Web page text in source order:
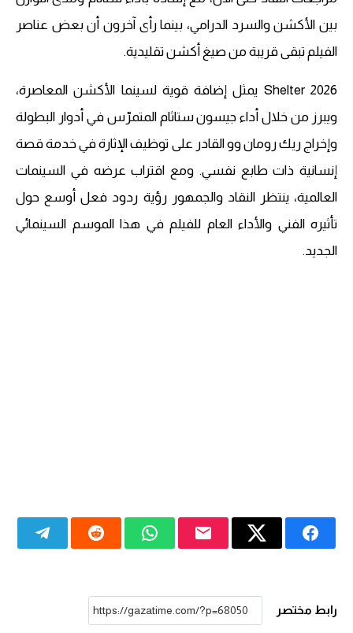
بين الأكشن والسرد الدرامي، بينما رأى آخرون أن بعض عناصر
الفيلم تبقى قريبة من صيغ أكشن تقليدية.
Shelter 2026 يمثل إضافة قوية لسينما الأكشن المعاصرة،
ويبرز من خلال أداء جيسون ستاثام المتمرّس في أدوار البطولة
وإخراج ريك رومان وو القادر على توظيف الإثارة في خدمة قصة
إنسانية ذات طابع نفسي. ومع اقتراب عرضه في السينمات
العالمية، ينتظر النقاد والجمهور رؤية ردود فعل أوسع حول
تأثيره الفني والأداء العام للفيلم في هذا الموسم السينمائي
الجديد.
رابط مختصر